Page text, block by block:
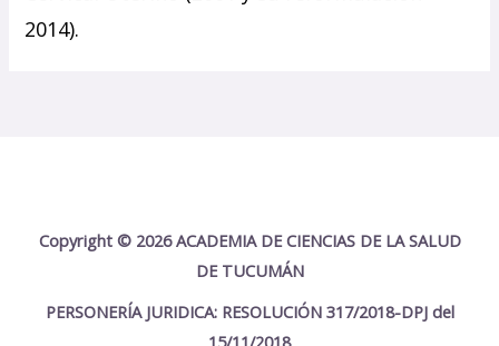
2014).
Copyright © 2026 ACADEMIA DE CIENCIAS DE LA SALUD
DE TUCUMÁN
PERSONERÍA JURIDICA: RESOLUCIÓN 317/2018-DPJ del
15/11/2018